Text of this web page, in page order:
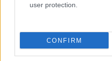
user protection.
CONFIRM